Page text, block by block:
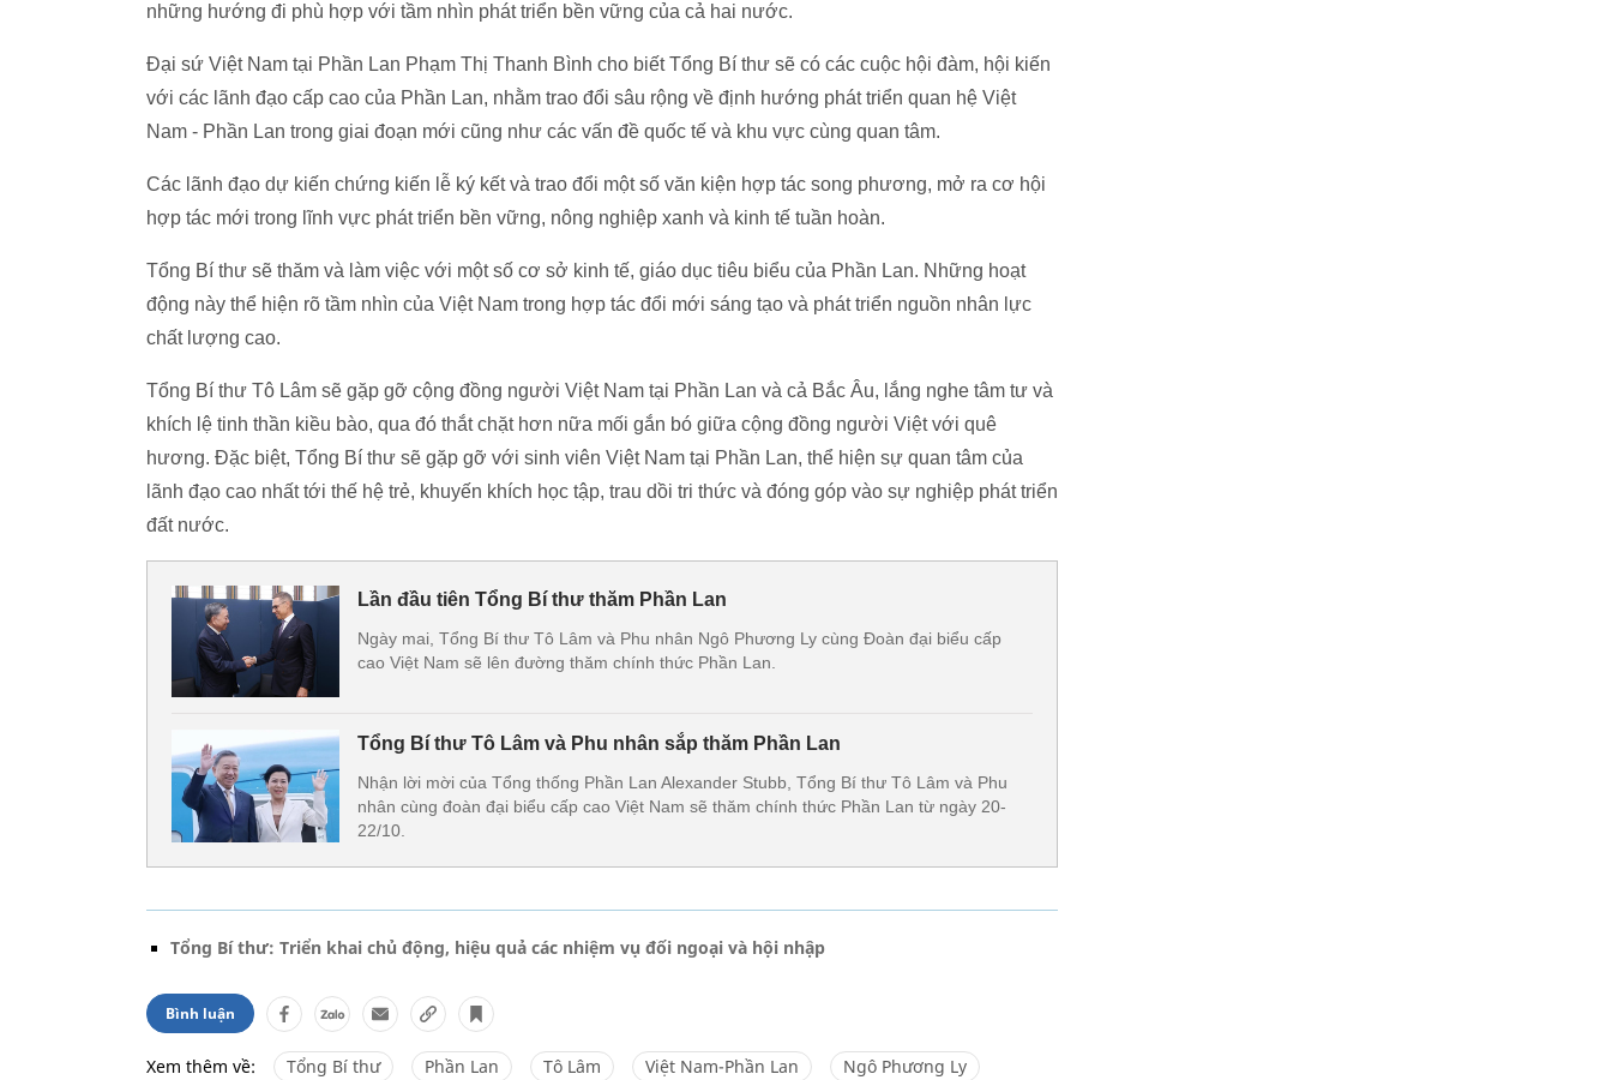
những hướng đi phù hợp với tầm nhìn phát triển bền vững của cả hai nước.
Đại sứ Việt Nam tại Phần Lan Phạm Thị Thanh Bình cho biết Tổng Bí thư sẽ có các cuộc hội đàm, hội kiến
với các lãnh đạo cấp cao của Phần Lan, nhằm trao đổi sâu rộng về định hướng phát triển quan hệ Việt
Nam - Phần Lan trong giai đoạn mới cũng như các vấn đề quốc tế và khu vực cùng quan tâm.
Các lãnh đạo dự kiến chứng kiến lễ ký kết và trao đổi một số văn kiện hợp tác song phương, mở ra cơ hội
hợp tác mới trong lĩnh vực phát triển bền vững, nông nghiệp xanh và kinh tế tuần hoàn.
Tổng Bí thư sẽ thăm và làm việc với một số cơ sở kinh tế, giáo dục tiêu biểu của Phần Lan. Những hoạt
động này thể hiện rõ tầm nhìn của Việt Nam trong hợp tác đổi mới sáng tạo và phát triển nguồn nhân lực
chất lượng cao.
Tổng Bí thư Tô Lâm sẽ gặp gỡ cộng đồng người Việt Nam tại Phần Lan và cả Bắc Âu, lắng nghe tâm tư và
khích lệ tinh thần kiều bào, qua đó thắt chặt hơn nữa mối gắn bó giữa cộng đồng người Việt với quê
hương. Đặc biệt, Tổng Bí thư sẽ gặp gỡ với sinh viên Việt Nam tại Phần Lan, thể hiện sự quan tâm của
lãnh đạo cao nhất tới thế hệ trẻ, khuyến khích học tập, trau dồi tri thức và đóng góp vào sự nghiệp phát triển
đất nước.
Lần đầu tiên Tổng Bí thư thăm Phần Lan
Ngày mai, Tổng Bí thư Tô Lâm và Phu nhân Ngô Phương Ly cùng Đoàn đại biểu cấp
cao Việt Nam sẽ lên đường thăm chính thức Phần Lan.
Tổng Bí thư Tô Lâm và Phu nhân sắp thăm Phần Lan
Nhận lời mời của Tổng thống Phần Lan Alexander Stubb, Tổng Bí thư Tô Lâm và Phu
nhân cùng đoàn đại biểu cấp cao Việt Nam sẽ thăm chính thức Phần Lan từ ngày 20-
22/10.
Tổng Bí thư: Triển khai chủ động, hiệu quả các nhiệm vụ đối ngoại và hội nhập
Bình luận
Xem thêm về: Tổng Bí thư Phần Lan Tô Lâm Việt Nam-Phần Lan Ngô Phương Ly